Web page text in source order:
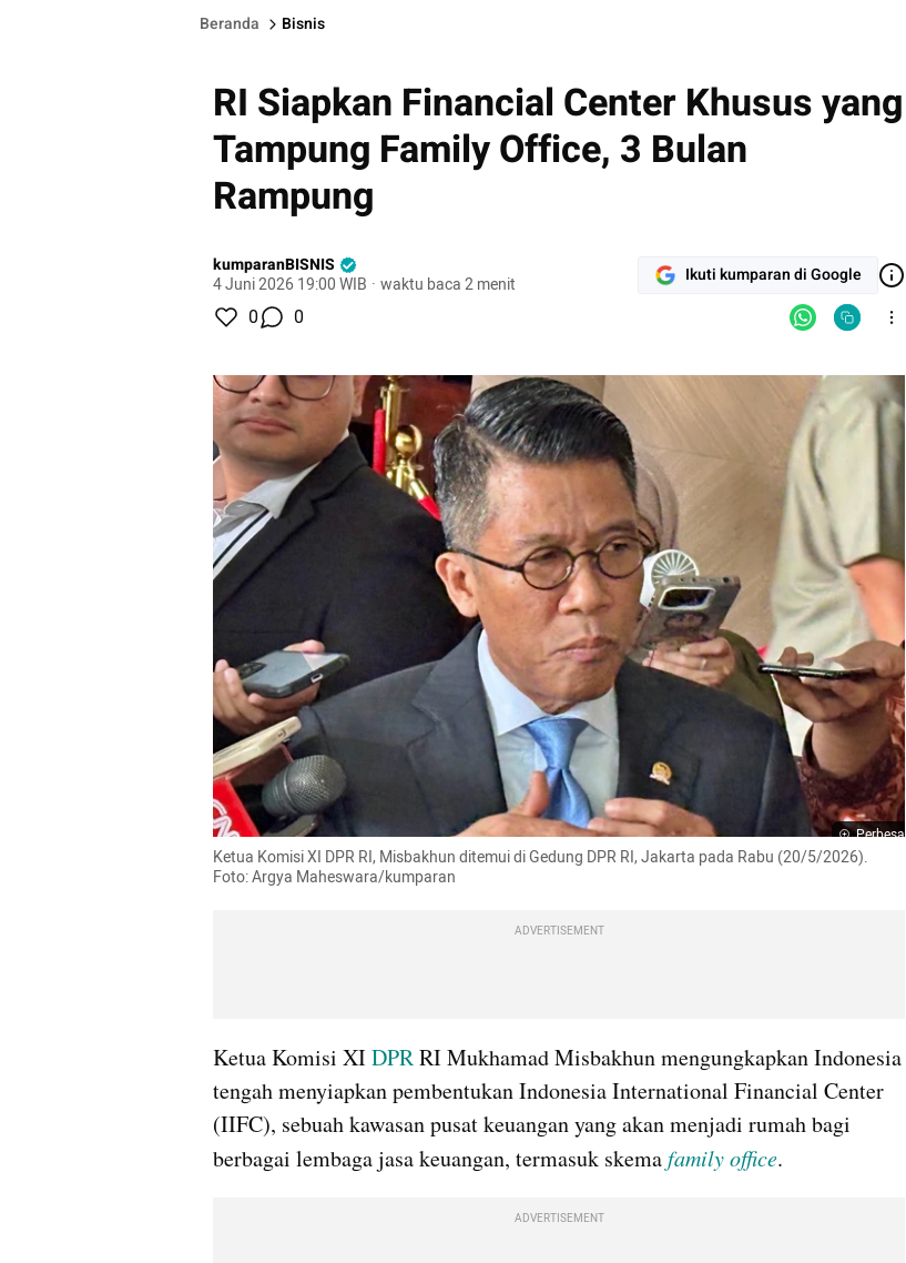
Beranda Bisnis
RI Siapkan Financial Center Khusus yang
Tampung Family Office, 3 Bulan
Rampung
kumparanBISNIS
4 Juni 2026 19:00 WIB · waktu baca 2 menit Ikuti kumparan di Google
0 0
Perbesar
Ketua Komisi XI DPR RI, Misbakhun ditemui di Gedung DPR RI, Jakarta pada Rabu (20/5/2026).
Foto: Argya Maheswara/kumparan
ADVERTISEMENT
Ketua Komisi XI DPR RI Mukhamad Misbakhun mengungkapkan Indonesia
tengah menyiapkan pembentukan Indonesia International Financial Center
(IIFC), sebuah kawasan pusat keuangan yang akan menjadi rumah bagi
berbagai lembaga jasa keuangan, termasuk skema family office.
ADVERTISEMENT